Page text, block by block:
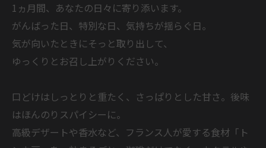
1ヵ月間、あなたの日々に寄り添います。
がんばった日、特別な日、気持ちが揺らぐ日。
気が向いたときにそっと取り出して、
ゆっくりとお召し上がりください。
口どけはしっとりと重たく、さっぱりとした甘さ。後味
はほんのりスパイシーに。
高級デザートや香水など、フランス人が愛する食材「ト